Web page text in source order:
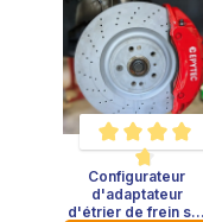
Note moyenne
Configurateur
d'adaptateur
d'étrier de frein sur